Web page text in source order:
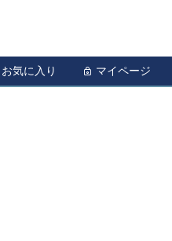
お気に入り マイページ